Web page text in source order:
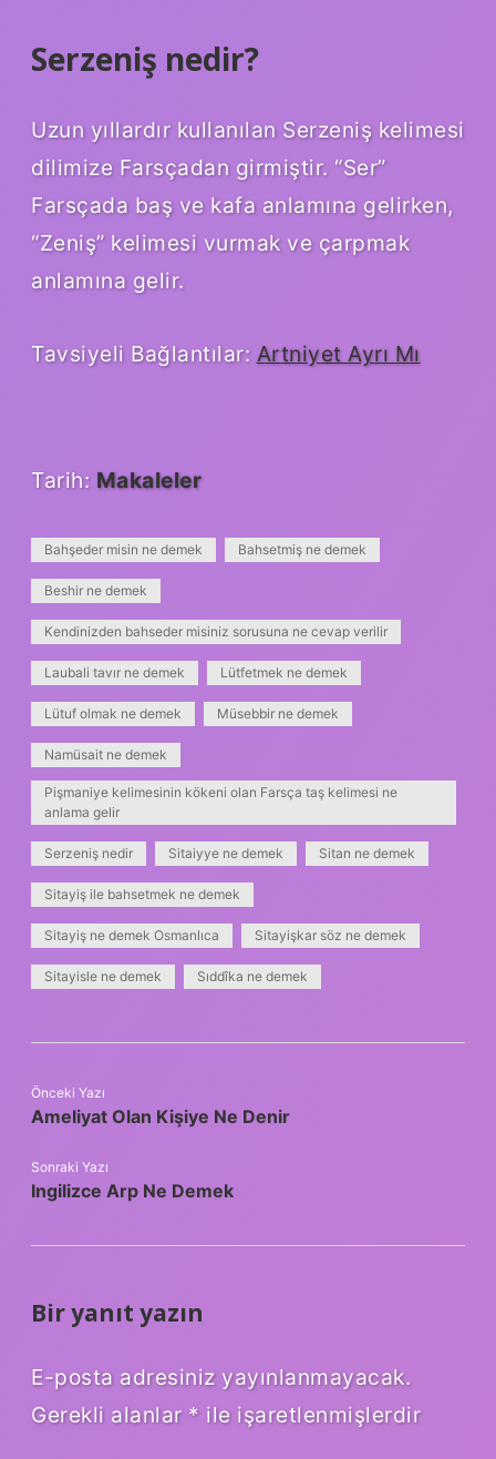
Serzeniş nedir?
Uzun yıllardır kullanılan Serzeniş kelimesi
dilimize Farsçadan girmiştir. “Ser”
Farsçada baş ve kafa anlamına gelirken,
“Zeniş” kelimesi vurmak ve çarpmak
anlamına gelir.
Tavsiyeli Bağlantılar: Artniyet Ayrı Mı
Tarih: Makaleler
Bahşeder misin ne demek Bahsetmiş ne demek
Beshir ne demek
Kendinizden bahseder misiniz sorusuna ne cevap verilir
Laubali tavır ne demek Lütfetmek ne demek
Lütuf olmak ne demek Müsebbir ne demek
Namüsait ne demek
Pişmaniye kelimesinin kökeni olan Farsça taş kelimesi ne
anlama gelir
Serzeniş nedir Sitaiyye ne demek Sitan ne demek
Sitayiş ile bahsetmek ne demek
Sitayiş ne demek Osmanlıca Sitayişkar söz ne demek
Sitayisle ne demek Sıddîka ne demek
Önceki Yazı
Ameliyat Olan Kişiye Ne Denir
Sonraki Yazı
Ingilizce Arp Ne Demek
Bir yanıt yazın
E-posta adresiniz yayınlanmayacak.
Gerekli alanlar * ile işaretlenmişlerdir